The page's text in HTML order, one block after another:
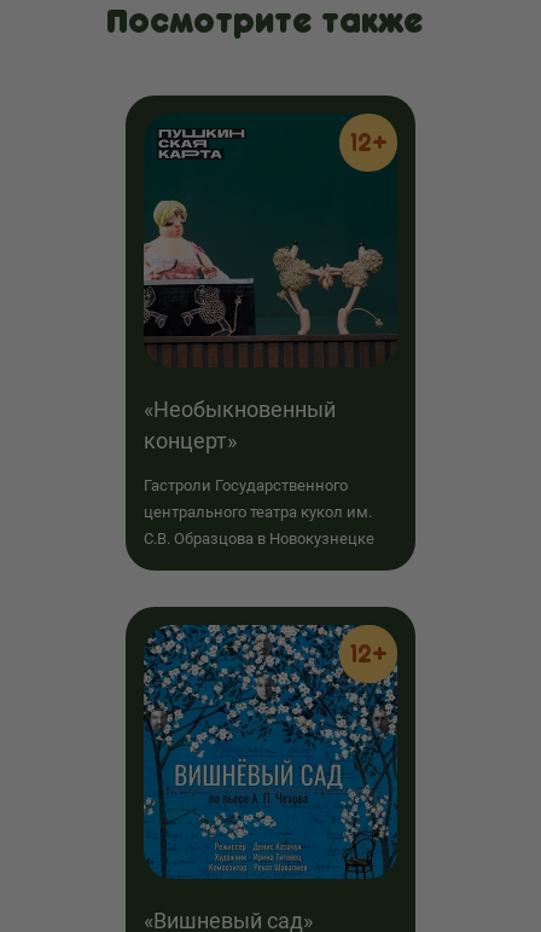
Посмотрите также
12+
«Необыкновенный
концерт»
Гастроли Государственного
центрального театра кукол им.
С.В. Образцова в Новокузнецке
12+
«Вишневый сад»